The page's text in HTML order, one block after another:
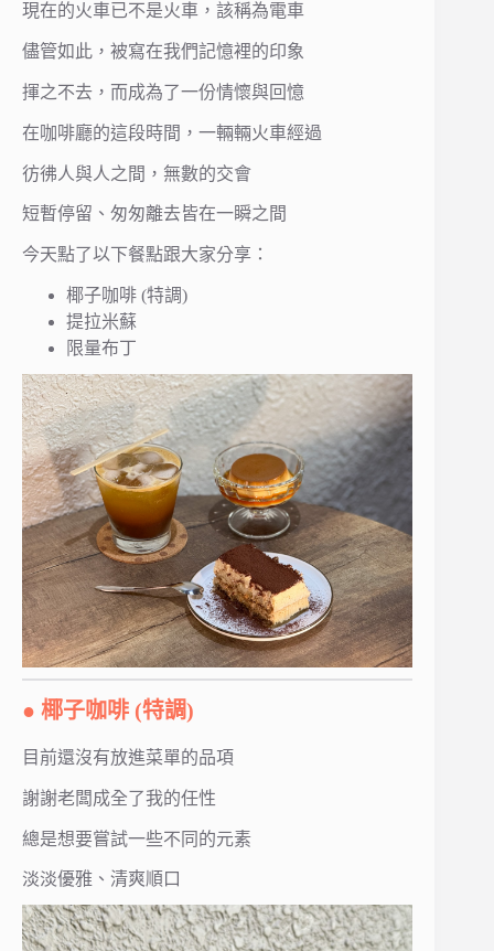
現在的火車已不是火車，該稱為電車
儘管如此，被寫在我們記憶裡的印象
揮之不去，而成為了一份情懷與回憶
在咖啡廳的這段時間，一輛輛火車經過
彷彿人與人之間，無數的交會
短暫停留、匆匆離去皆在一瞬之間
今天點了以下餐點跟大家分享：
椰子咖啡 (特調)
提拉米蘇
限量布丁
● 椰子咖啡 (特調)
目前還沒有放進菜單的品項
謝謝老闆成全了我的任性
總是想要嘗試一些不同的元素
淡淡優雅、清爽順口